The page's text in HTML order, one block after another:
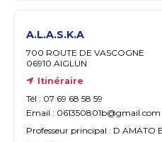
A.L.A.S.K.A
700 ROUTE DE VASCOGNE
06910 AIGLUN
Itinéraire
Tél : 07 69 68 58 59
Email : 061350801b@gmail.com
Professeur principal : D AMATO